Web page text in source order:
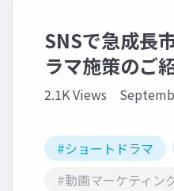
SNSで急成長
ラマ施策のご
2.1K Views
#ショートドラマ
#動画マーケティン